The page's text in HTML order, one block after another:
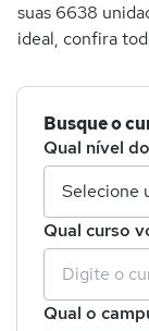
suas 6638
ideal, confira
Busque o
Qual nível
Qual curso
Qual o